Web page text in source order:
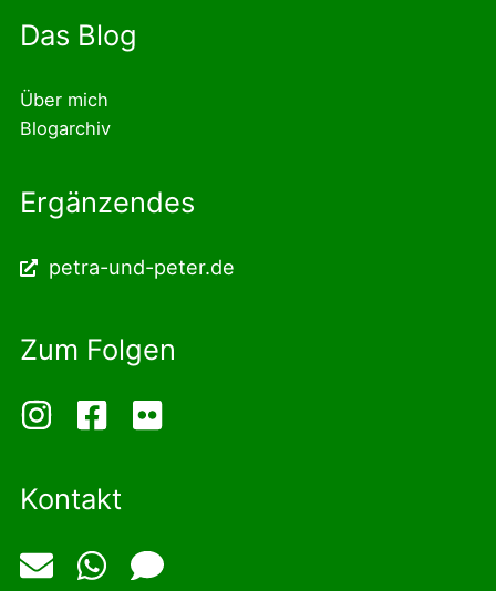
Das Blog
Über mich
Blogarchiv
Ergänzendes
petra-und-peter.de
Zum Folgen
Kontakt